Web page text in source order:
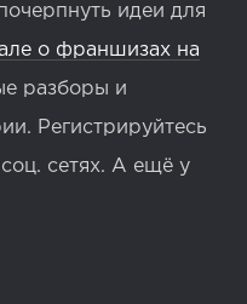
идеи для
о франшизах на
разборы и
Регистрируйтесь
сетях. А ещё у